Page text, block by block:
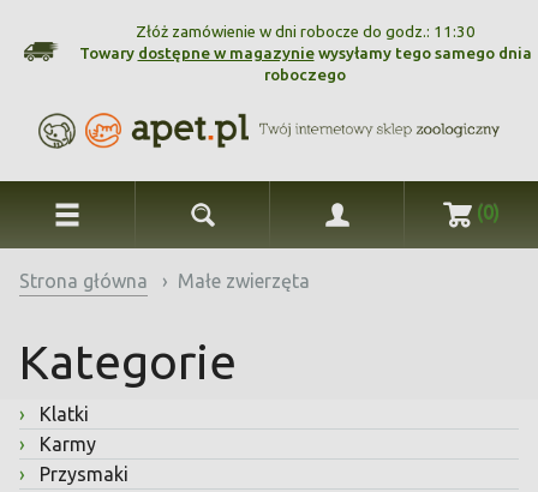
Złóż zamówienie w dni robocze do godz.: 11:30
Towary dostępne w magazyniewysyłamy tego samego dnia
roboczego
(0)
Strona główna › Małe zwierzęta
Kategorie
›
Klatki
›
Karmy
›
Przysmaki